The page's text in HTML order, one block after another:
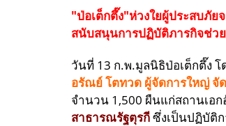
"ป่อเต็กตึ๊ง"ห่วงใยผู้ประสบภั
สนับสนุนการปฏิบัติภารกิจช่วย
วันที่ 13 ก.พ.มูลนิธิป่อเต็กตึ๊ง โ
อรัณย์ โตทวด ผู้จัดการใหญ่ จั
จำนวน 1,500 ผืนแก่สถานเอ
สาธารณรัฐตุรกีซึ่งเป็นปฏิบัติก